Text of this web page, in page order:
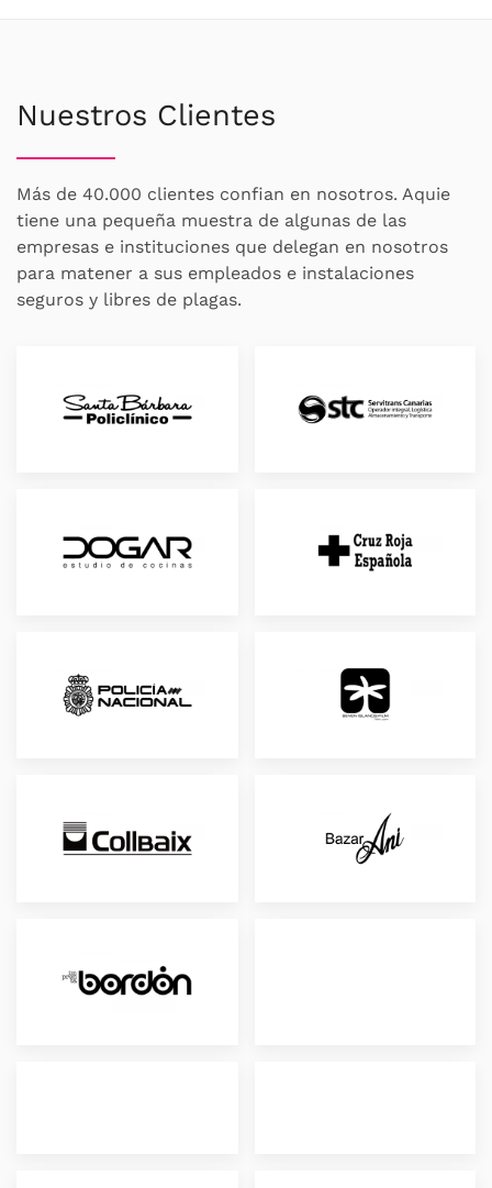
Nuestros Clientes
Más de 40.000 clientes confian en nosotros. Aquie
tiene una pequeña muestra de algunas de las
empresas e instituciones que delegan en nosotros
para matener a sus empleados e instalaciones
seguros y libres de plagas.